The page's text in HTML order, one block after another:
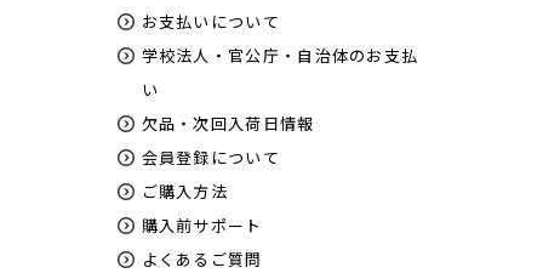
お支払いについて
学校法人・官公庁・自治体のお支払
い
欠品・次回入荷日情報
会員登録について
ご購入方法
購入前サポート
よくあるご質問